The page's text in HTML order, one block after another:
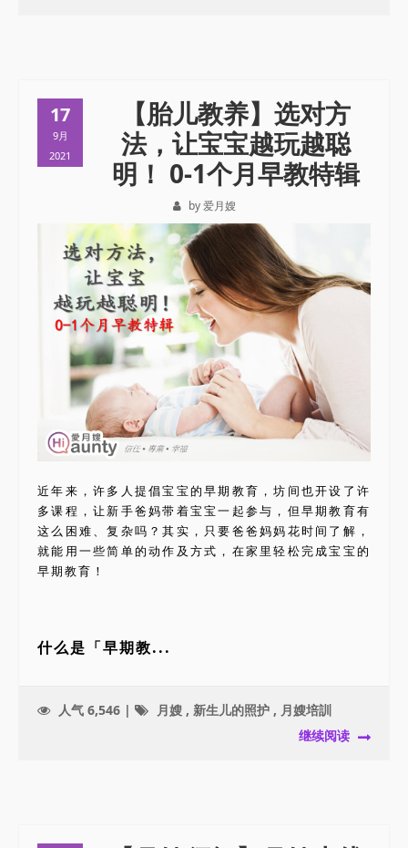
17
9月
2021
【胎儿教养】选对方
法，让宝宝越玩越聪
明！ 0-1个月早教特辑
by 爱月嫂
近年来，许多人提倡宝宝的早期教育，坊间也开设了许
多课程，让新手爸妈带着宝宝一起参与，但早期教育有
这么困难、复杂吗？其实，只要爸爸妈妈花时间了解，
就能用一些简单的动作及方式，在家里轻松完成宝宝的
早期教育！
什么是「早期教...
人气 6,546 | 月嫂 , 新生儿的照护 , 月嫂培訓
继续阅读